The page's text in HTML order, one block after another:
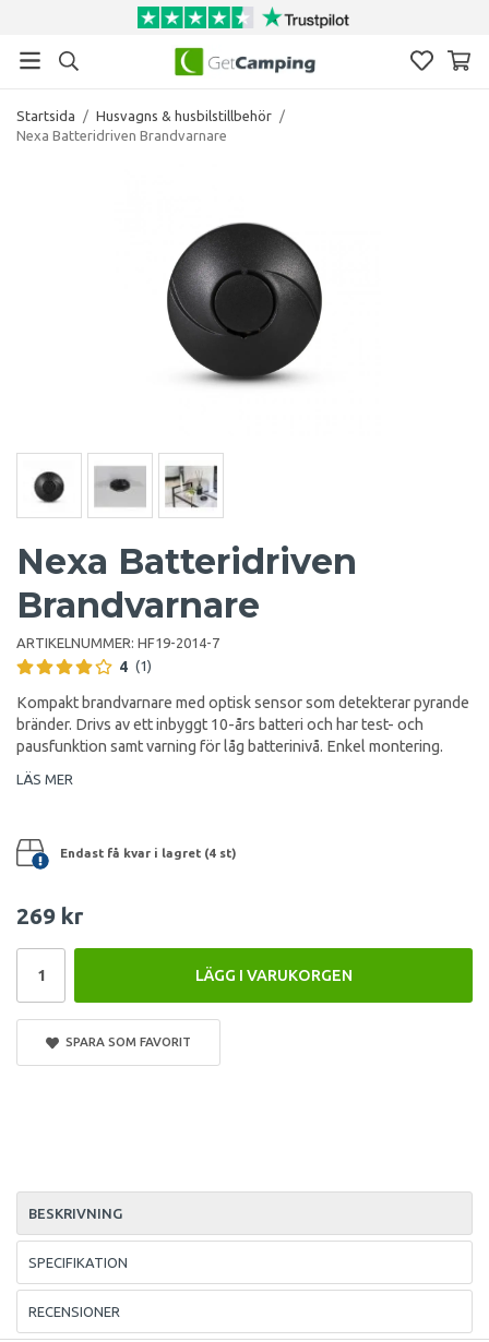
Startsida / Husvagns & husbilstillbehör /
Nexa Batteridriven Brandvarnare
Nexa Batteridriven
Brandvarnare
ARTIKELNUMMER: HF19-2014-7
4 (1)
Kompakt brandvarnare med optisk sensor som detekterar pyrande
bränder. Drivs av ett inbyggt 10-års batteri och har test- och
pausfunktion samt varning för låg batterinivå. Enkel montering.
LÄS MER
Endast få kvar i lagret (4 st)
269 kr
LÄGG I VARUKORGEN
SPARA SOM FAVORIT
BESKRIVNING
SPECIFIKATION
RECENSIONER